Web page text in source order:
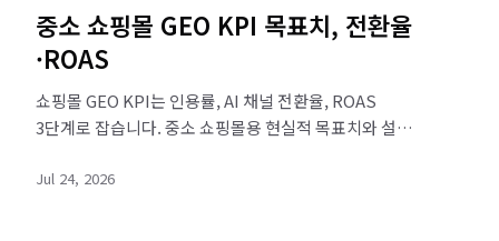
중소 쇼핑몰 GEO KPI 목표치, 전환율
·ROAS
쇼핑몰 GEO KPI는 인용률, AI 채널 전환율, ROAS
3단계로 잡습니다. 중소 쇼핑몰용 현실적 목표치와 설정
Jul 24, 2026